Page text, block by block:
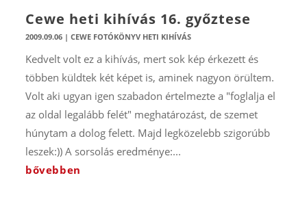
Cewe heti kihívás 16. győztese
2009.09.06| CEWE FOTÓKÖNYV HETI KIHÍVÁS
Kedvelt volt ez a kihívás, mert sok kép érkezett és
többen küldtek két képet is, aminek nagyon örültem.
Volt aki ugyan igen szabadon értelmezte a "foglalja el
az oldal legalább felét" meghatározást, de szemet
húnytam a dolog felett. Majd legközelebb szigorúbb
leszek:)) A sorsolás eredménye:...
bővebben